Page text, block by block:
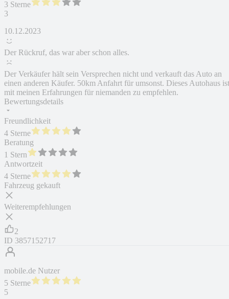
3 Sterne
3
10.12.2023
Der Rückruf, das war aber schon alles.
Der Verkäufer hält sein Versprechen nicht und verkauft das Auto an
einen anderen Käufer. 50km Anfahrt für umsonst. Dieses Autohaus ist
mit meinen Erfahrungen für niemanden zu empfehlen.
Bewertungsdetails
Freundlichkeit
4 Sterne
Beratung
1 Stern
Antwortzeit
4 Sterne
Fahrzeug gekauft
Weiterempfehlungen
2
ID 3857152717
mobile.de Nutzer
5 Sterne
5